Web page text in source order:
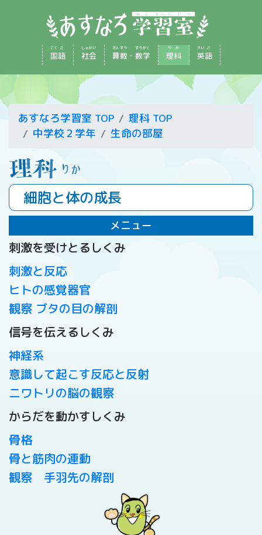
国
こく
語
ご
社
しゃ
会
かい
算
さん
数
すう
・ 数
すう
学
がく
理
り
科
か
英
えい
語
ご
あすなろ学習室 TOP
理科 TOP
中学校２学年
生命の部屋
細胞と体の成長
メニュー
刺激を受けとるしくみ
刺激と反応
ヒトの感覚器官
観察 ブタの目の解剖
信号を伝えるしくみ
神経系
意識して起こす反応と反射
ニワトリの脳の観察
からだを動かすしくみ
骨格
骨と筋肉の連動
観察 手羽先の解剖